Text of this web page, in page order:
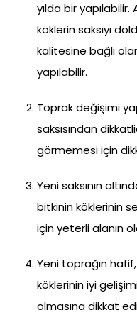
yılda bir yapılabilir.
köklerin saksıyı
kalitesine bağlı
yapılabilir.
Toprak değişimi
saksısından
görmemesi için
Yeni saksının
bitkinin köklerinin
için yeterli alanın
Yeni toprağın
köklerinin iyi
olmasına dikkat